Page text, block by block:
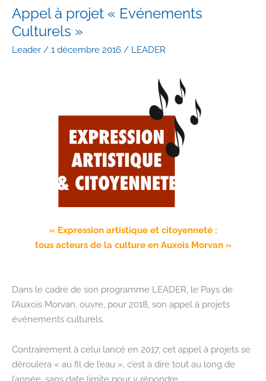
des
dossiers
de
demandes
Appel à projet « Evénements
Culturels »
Leader / 1 décembre 2016 / LEADER
« Expression artistique et citoyenneté :
tous acteurs de la culture en Auxois Morvan »
Dans le cadre de son programme LEADER, le Pays de
l’Auxois Morvan, ouvre, pour 2018, son appel à projets
événements culturels.
Contrairement à celui lancé en 2017, cet appel à projets se
déroulera « au fil de l’eau », c’est à dire tout au long de
l’année, sans date limite pour y répondre.